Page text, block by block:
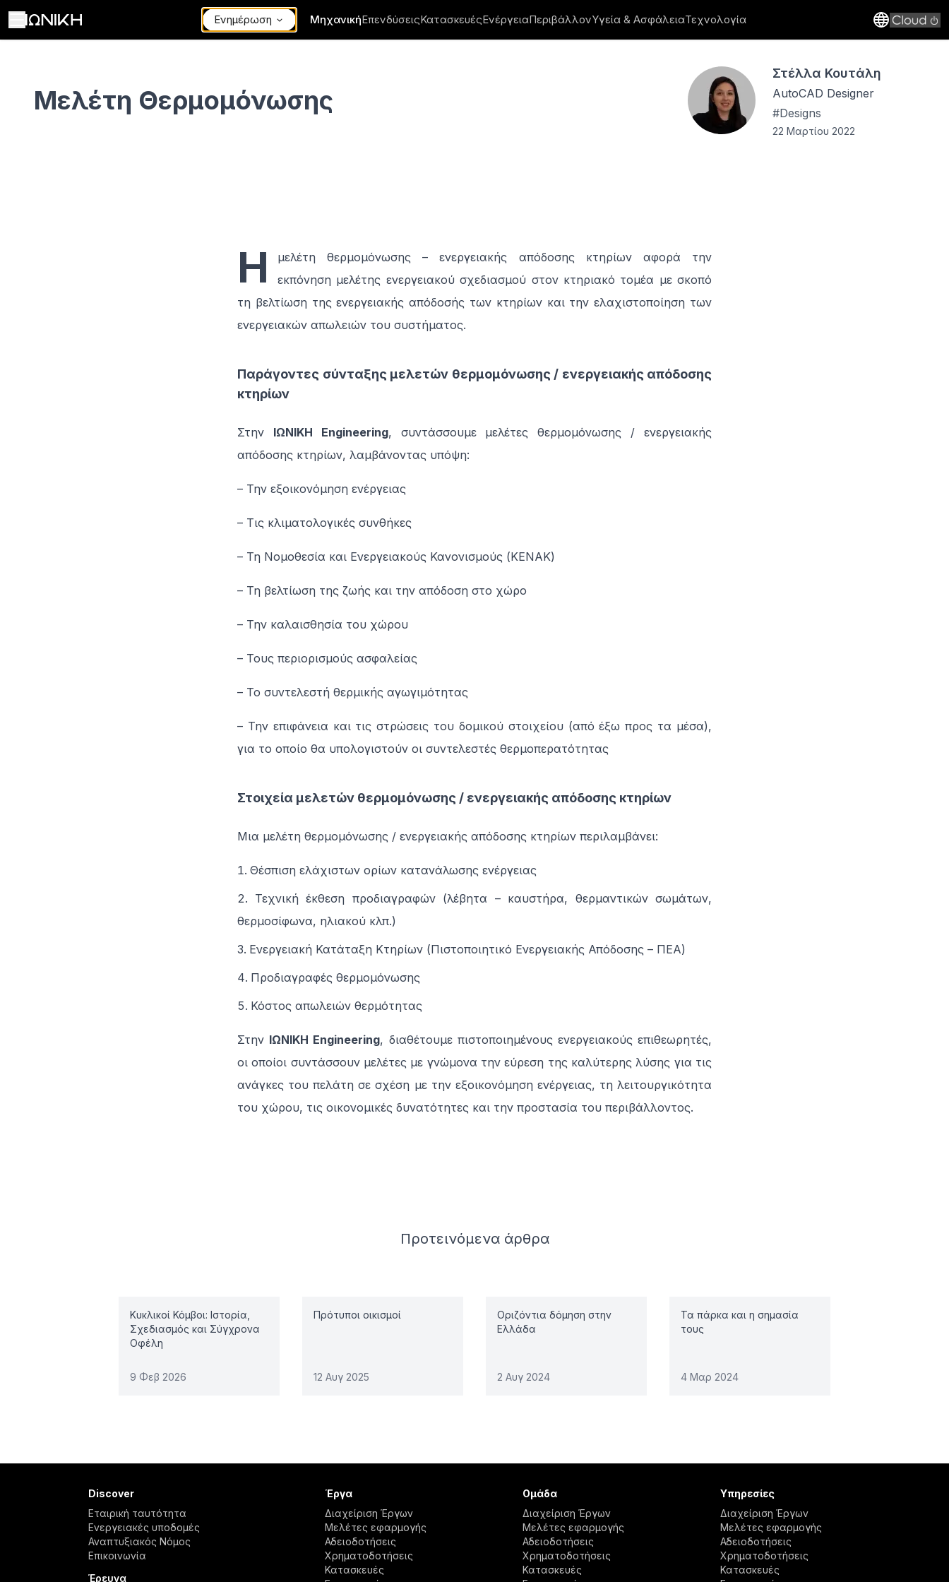
Ενημέρωση ΜηχανικήΕπενδύσειςΚατασκευέςΕνέργειαΠεριβάλλονΥγεία & ΑσφάλειαΤεχνολογία
Μελέτη Θερμομόνωσης
Στέλλα Κουτάλη
AutoCAD Designer
#Designs
22 Μαρτίου 2022
Η
μελέτη θερμομόνωσης – ενεργειακής απόδοσης κτηρίων αφορά την
εκπόνηση μελέτης ενεργειακού σχεδιασμού στον κτηριακό τομέα με σκοπό
τη βελτίωση της ενεργειακής απόδοσής των κτηρίων και την ελαχιστοποίηση των
ενεργειακών απωλειών του συστήματος.
Παράγοντες σύνταξης μελετών θερμομόνωσης / ενεργειακής απόδοσης
κτηρίων
Στην ΙΩΝΙΚΗ Engineering, συντάσσουμε μελέτες θερμομόνωσης / ενεργειακής
απόδοσης κτηρίων, λαμβάνοντας υπόψη:
– Την εξοικονόμηση ενέργειας
– Τις κλιματολογικές συνθήκες
– Τη Νομοθεσία και Ενεργειακούς Κανονισμούς (ΚΕΝΑΚ)
– Τη βελτίωση της ζωής και την απόδοση στο χώρο
– Την καλαισθησία του χώρου
– Τους περιορισμούς ασφαλείας
– Το συντελεστή θερμικής αγωγιμότητας
– Την επιφάνεια και τις στρώσεις του δομικού στοιχείου (από έξω προς τα μέσα),
για το οποίο θα υπολογιστούν οι συντελεστές θερμοπερατότητας
Στοιχεία μελετών θερμομόνωσης / ενεργειακής απόδοσης κτηρίων
Μια μελέτη θερμομόνωσης / ενεργειακής απόδοσης κτηρίων περιλαμβάνει:
Θέσπιση ελάχιστων ορίων κατανάλωσης ενέργειας
Τεχνική έκθεση προδιαγραφών (λέβητα – καυστήρα, θερμαντικών σωμάτων,
θερμοσίφωνα, ηλιακού κλπ.)
Ενεργειακή Κατάταξη Κτηρίων (Πιστοποιητικό Ενεργειακής Απόδοσης – ΠΕΑ)
Προδιαγραφές θερμομόνωσης
Κόστος απωλειών θερμότητας
Στην ΙΩΝΙΚΗ Engineering, διαθέτουμε πιστοποιημένους ενεργειακούς επιθεωρητές,
οι οποίοι συντάσσουν μελέτες με γνώμονα την εύρεση της καλύτερης λύσης για τις
ανάγκες του πελάτη σε σχέση με την εξοικονόμηση ενέργειας, τη λειτουργικότητα
του χώρου, τις οικονομικές δυνατότητες και την προστασία του περιβάλλοντος.
Προτεινόμενα άρθρα
Κυκλικοί Κόμβοι: Ιστορία,
Σχεδιασμός και Σύγχρονα
Οφέλη
9 Φεβ 2026
Πρότυποι οικισμοί
12 Αυγ 2025
Οριζόντια δόμηση στην
Ελλάδα
2 Αυγ 2024
Τα πάρκα και η σημασία
τους
4 Μαρ 2024
Discover
Εταιρική ταυτότητα
Ενεργειακές υποδομές
Αναπτυξιακός Νόμος
Επικοινωνία
Έρευνα
Έργα
Διαχείριση Έργων
Μελέτες εφαρμογής
Αδειοδοτήσεις
Χρηματοδοτήσεις
Κατασκευές
Ομάδα
Διαχείριση Έργων
Μελέτες εφαρμογής
Αδειοδοτήσεις
Χρηματοδοτήσεις
Κατασκευές
Υπηρεσίες
Διαχείριση Έργων
Μελέτες εφαρμογής
Αδειοδοτήσεις
Χρηματοδοτήσεις
Κατασκευές